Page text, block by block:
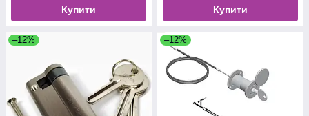
Купити Купити
–12% –12%